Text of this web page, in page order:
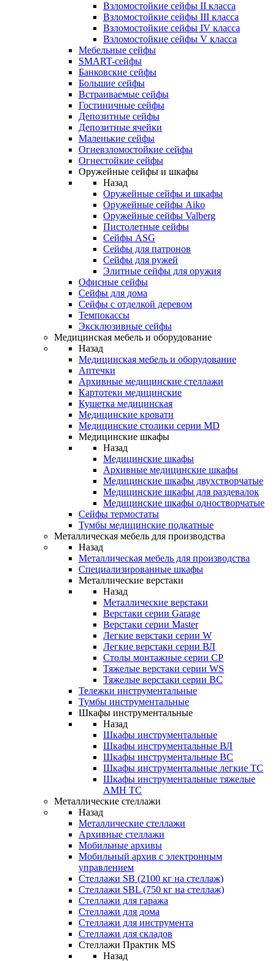
Взломостойкие сейфы II класса
Взломостойкие сейфы III класса
Взломостойкие сейфы IV класса
Взломостойкие сейфы V класса
Мебельные сейфы
SMART-сейфы
Банковские сейфы
Большие сейфы
Встраиваемые сейфы
Гостиничные сейфы
Депозитные сейфы
Депозитные ячейки
Маленькие сейфы
Огневзломостойкие сейфы
Огнестойкие сейфы
Оружейные сейфы и шкафы
Назад
Оружейные сейфы и шкафы
Оружейные сейфы Aiko
Оружейные сейфы Valberg
Пистолетные сейфы
Сейфы ASG
Сейфы для патронов
Сейфы для ружей
Элитные сейфы для оружия
Офисные сейфы
Сейфы для дома
Сейфы с отделкой деревом
Темпокассы
Эксклюзивные сейфы
Медицинская мебель и оборудование
Назад
Медицинская мебель и оборудование
Аптечки
Архивные медицинские стеллажи
Картотеки медицинские
Кушетка медицинская
Медицинские кровати
Медицинские столики серии MD
Медицинские шкафы
Назад
Медицинские шкафы
Архивные медицинские шкафы
Медицинские шкафы двухстворчатые
Медицинские шкафы для раздевалок
Медицинские шкафы одностворчатые
Сейфы термостаты
Тумбы медицинские подкатные
Металлическая мебель для производства
Назад
Металлическая мебель для производства
Cпециализированные шкафы
Металлические верстаки
Назад
Металлические верстаки
Верстаки серии Garage
Верстаки серии Master
Легкие верстаки серии W
Легкие верстаки серии ВЛ
Столы монтажные серии СР
Тяжелые верстаки серии WS
Тяжелые верстаки серии ВС
Тележки инструментальные
Тумбы инструментальные
Шкафы инструментальные
Назад
Шкафы инструментальные
Шкафы инструментальные ВЛ
Шкафы инструментальные ВС
Шкафы инструментальные легкие ТС
Шкафы инструментальные тяжелые
AMH TC
Металлические стеллажи
Назад
Металлические стеллажи
Архивные стеллажи
Мобильные архивы
Мобильный архив с электронным
управлением
Стеллажи SB (2100 кг на стеллаж)
Стеллажи SBL (750 кг на стеллаж)
Стеллажи для гаража
Стеллажи для дома
Стеллажи для инструмента
Стеллажи для складов
Стеллажи Практик MS
Назад